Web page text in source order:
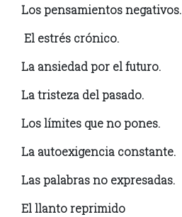
Los pensamientos negativos.
El estrés crónico.
La ansiedad por el futuro.
La tristeza del pasado.
Los límites que no pones.
La autoexigencia constante.
Las palabras no expresadas.
El llanto reprimido